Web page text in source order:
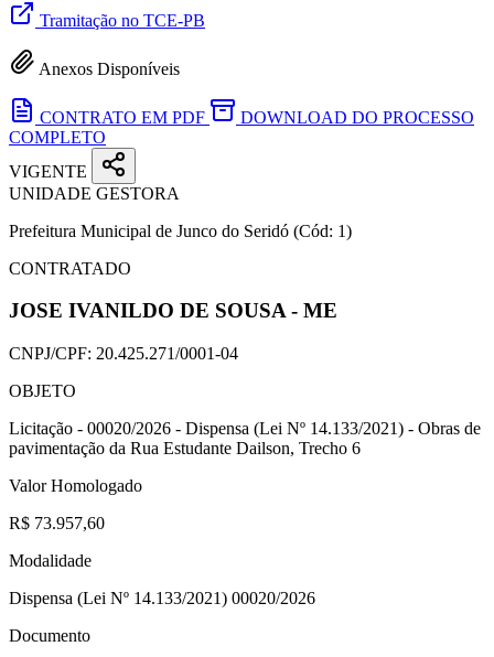
Tramitação no TCE-PB
Anexos Disponíveis
CONTRATO EM PDF
DOWNLOAD DO PROCESSO
COMPLETO
VIGENTE
UNIDADE GESTORA
Prefeitura Municipal de Junco do Seridó (Cód: 1)
CONTRATADO
JOSE IVANILDO DE SOUSA - ME
CNPJ/CPF: 20.425.271/0001-04
OBJETO
Licitação - 00020/2026 - Dispensa (Lei Nº 14.133/2021) - Obras de
pavimentação da Rua Estudante Dailson, Trecho 6
Valor Homologado
R$ 73.957,60
Modalidade
Dispensa (Lei Nº 14.133/2021) 00020/2026
Documento